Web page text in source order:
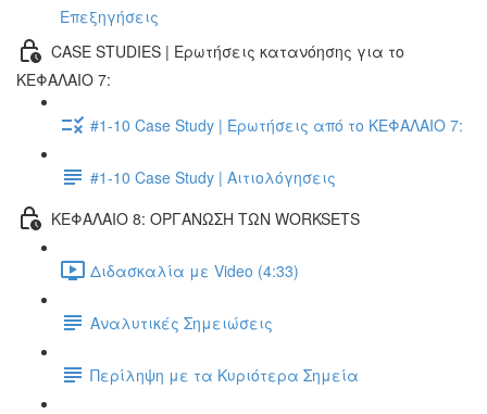
Επεξηγήσεις
CASE STUDIES | Ερωτήσεις κατανόησης για το
ΚΕΦΑΛΑΙΟ 7:
#1-10 Case Study | Ερωτήσεις από το ΚΕΦΑΛΑΙΟ 7:
#1-10 Case Study | Αιτιολόγησεις
ΚΕΦΑΛΑΙΟ 8: ΟΡΓΑΝΩΣΗ ΤΩΝ WORKSETS
Διδασκαλία με Video (4:33)
Αναλυτικές Σημειώσεις
Περίληψη με τα Κυριότερα Σημεία